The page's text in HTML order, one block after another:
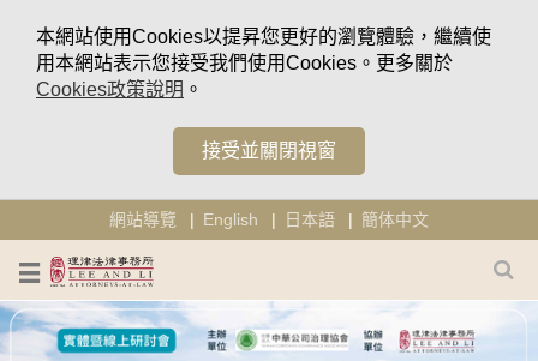
本網站使用Cookies以提昇您更好的瀏覽體驗，繼續使
用本網站表示您接受我們使用Cookies。更多關於
Cookies政策說明 。
接受並關閉視窗
網站導覽 English 日本語 簡体中文